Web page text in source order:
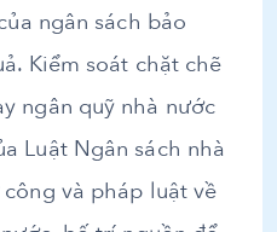
ngân sách bảo
Kiểm soát chặt chẽ
ngân quỹ nhà nước
Luật Ngân sách nhà
và pháp luật về